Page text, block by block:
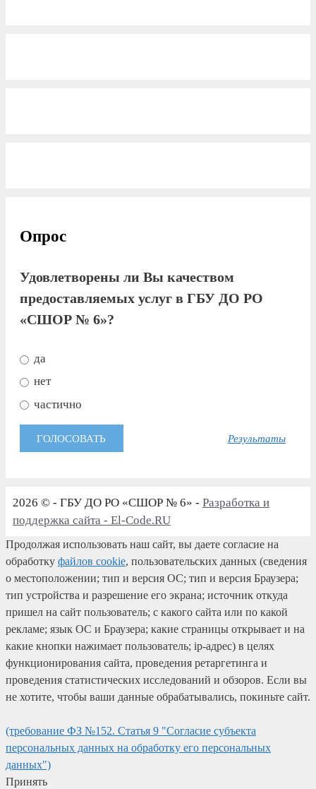
Опрос
Удовлетворены ли Вы качеством
предоставляемых услуг в ГБУ ДО РО
«СШОР № 6»?
да
нет
частично
Результаты
2026 © - ГБУ ДО РО «СШОР № 6» - Разработка и
поддержка сайта - El-Code.RU
Продолжая использовать наш сайт, вы даете согласие на
обработку файлов cookie, пользовательских данных (сведения
о местоположении; тип и версия ОС; тип и версия Браузера;
тип устройства и разрешение его экрана; источник откуда
пришел на сайт пользователь; с какого сайта или по какой
рекламе; язык ОС и Браузера; какие страницы открывает и на
какие кнопки нажимает пользователь; ip-адрес) в целях
функционирования сайта, проведения ретаргетинга и
проведения статистических исследований и обзоров. Если вы
не хотите, чтобы ваши данные обрабатывались, покиньте сайт.
(требование ФЗ №152. Статья 9 "Согласие субъекта
персональных данных на обработку его персональных
данных")
Принять